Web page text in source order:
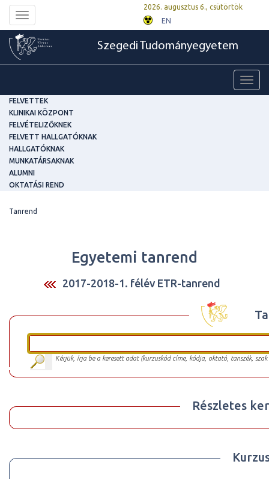
Toggle
navigation
2026. augusztus 6., csütörtök
EN
Szegedi Tudományegyetem
FELVETTEK
KLINIKAI KÖZPONT
FELVÉTELIZŐKNEK
FELVETT HALLGATÓKNAK
HALLGATÓKNAK
MUNKATÁRSAKNAK
ALUMNI
OKTATÁSI REND
Tanrend
Egyetemi tanrend
2017-2018-1. félév ETR-tanrend
Kérjük, írja be a keresett adat (kurzuskód címe, kódja, oktató, tanszék,
Részletes